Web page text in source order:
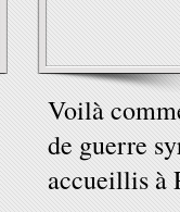
Voilà
de guerre
accueillis à